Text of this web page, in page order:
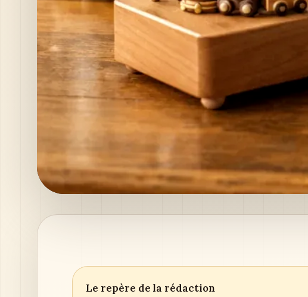
Le repère de la rédaction